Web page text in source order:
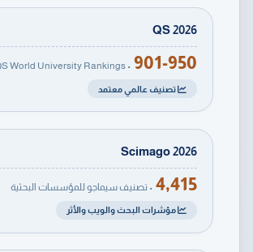
QS 2026
901-950
• QS World University Rankings
تصنيف عالمي معتمد
Scimago 2026
4,415 • تصنيف سيماجو للمؤسسات البحثية
مؤشرات البحث والويب والأثر